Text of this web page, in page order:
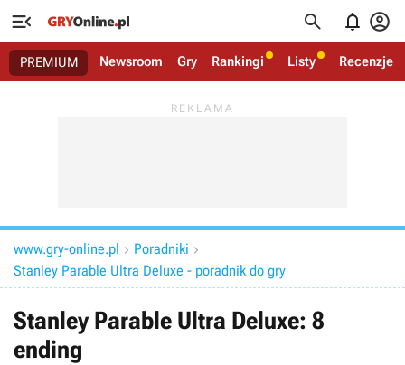
   
PREMIUM Newsroom Gry Rankingi Listy Recenzje
www.gry-online.pl  Poradniki 
Stanley Parable Ultra Deluxe - poradnik do gry
Stanley Parable Ultra Deluxe: 8
ending